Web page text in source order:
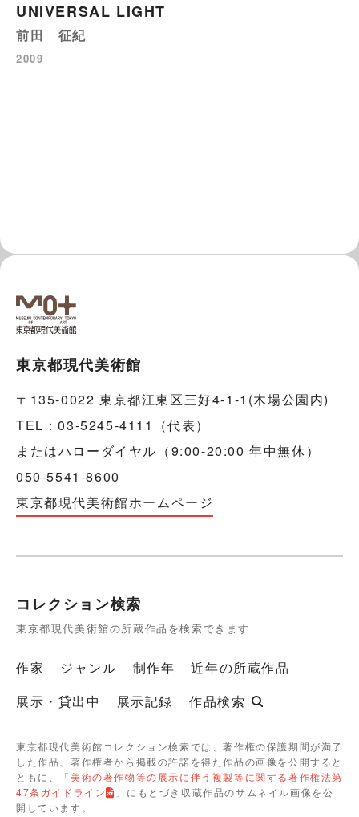
UNIVERSAL LIGHT
前田 征紀
2009
東京都現代美術館
〒135-0022 東京都江東区三好4-1-1(木場公園内)
TEL：03-5245-4111（代表）
またはハローダイヤル（9:00-20:00 年中無休）
050-5541-8600
東京都現代美術館ホームページ
コレクション検索
東京都現代美術館の所蔵作品を検索できます
作家 ジャンル 制作年
近年の所蔵作品
展示・貸出中
展示記録 作品検索
東京都現代美術館コレクション検索では、著作権の保護期間が満了
した作品、著作権者から掲載の許諾を得た作品の画像を公開すると
ともに、「美術の著作物等の展示に伴う複製等に関する著作権法第
47条ガイドライン
」にもとづき収蔵作品のサムネイル画像を公
開しています。